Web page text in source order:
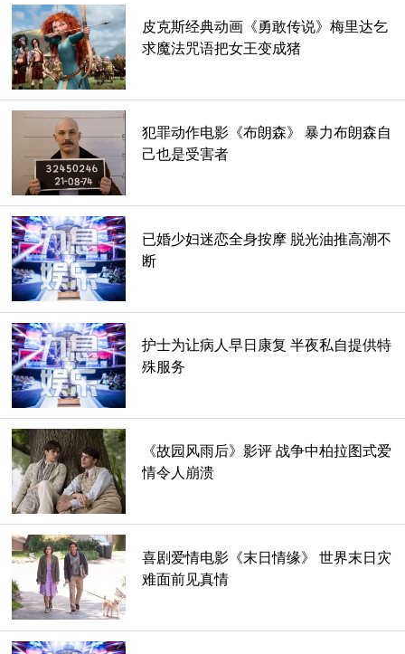
子，麦克斯的儿子肖恩(乔什·哈切森 Josh Hutcherson饰)共度
时光。
由于这样那样的原因，你难道不知道他们发现自己身处冰岛，
正凝视着火山筒的下面吗?汉娜(安妮塔·布瑞姆 Anita Briem饰)
加入了他们的行动。他们发现汉娜住在马克斯以前的研究总
部，就在他正在调查的火山附近。
现在开始了一系列的冒险，其中的操作原则是:无论它们掉得
多频繁或多远，都不会受伤。它们经常掉下来，掉得很远。第
一滴雨滴落在一个深洞的底部，他们不可能从洞里爬出来，但
他们仍然非常乐观:“一定有办法离开这里!”
果然，他们找到了一个废弃的矿井，爬上了三节车厢的微型铁
路，这一幕会让你发誓电影制作人一定看过《夺宝奇兵4》
Indiana Jones and the Kingdom of the Crystal Skull )。 就像
皮克斯经典动画《勇敢传说》梅里达乞
求魔法咒语把女王变成猪
犯罪动作电影《布朗森》 暴力布朗森自
己也是受害者
已婚少妇迷恋全身按摩 脱光油推高潮不
断
护士为让病人早日康复 半夜私自提供特
殊服务
《故园风雨后》影评 战争中柏拉图式爱
情令人崩溃
喜剧爱情电影《末日情缘》 世界末日灾
难面前见真情